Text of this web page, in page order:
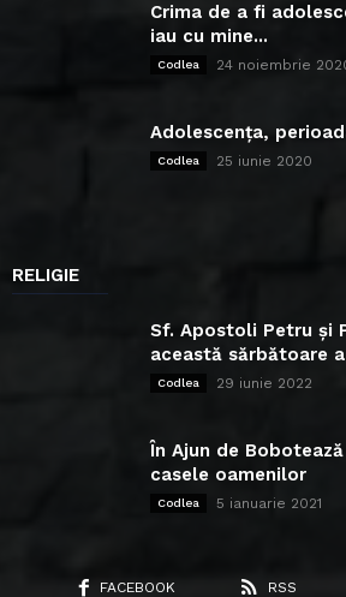
Crima de a fi
iau cu mine...
Codlea 24 noiembrie
Adolescența,
Codlea 25 iunie 2020
RELIGIE
Sf. Apostoli Petru și
această sărbătoare
Codlea 29 iunie 2022
În Ajun de
casele oamenilor
Codlea 5 ianuarie 2021
FACEBOOK RSS